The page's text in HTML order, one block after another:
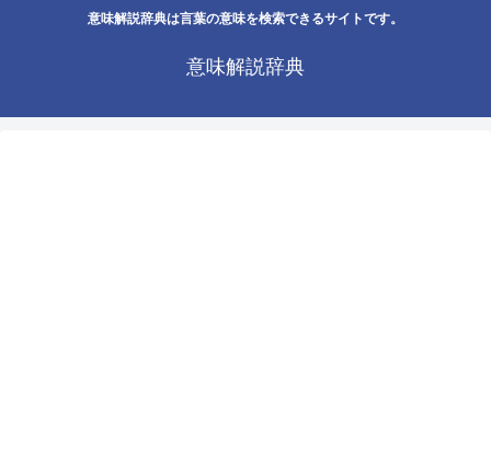
意味解説辞典は言葉の意味を検索できるサイトです。
意味解説辞典